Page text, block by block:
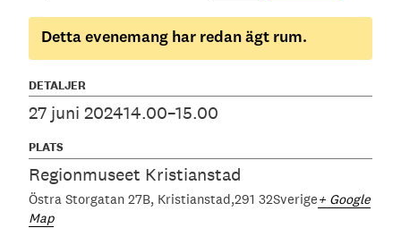
Detta evenemang har redan ägt rum.
DETALJER
27 juni 202414.00–15.00
PLATS
Regionmuseet Kristianstad
Östra Storgatan 27B Kristianstad 291 32Sverige+ Google
Map